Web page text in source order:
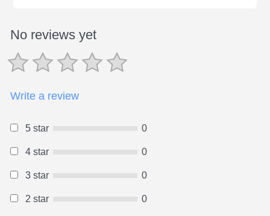
No reviews yet
Write a review
5 star 0
4 star 0
3 star 0
2 star 0